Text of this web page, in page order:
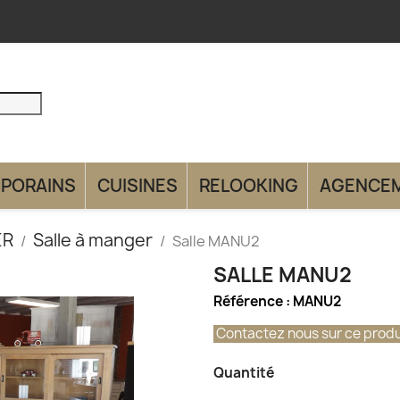
CUISINES RELOOKING
Salle à manger Salle MANU2
SALLE MANU2
Référence : MANU2
Contactez nous sur ce
Quantité